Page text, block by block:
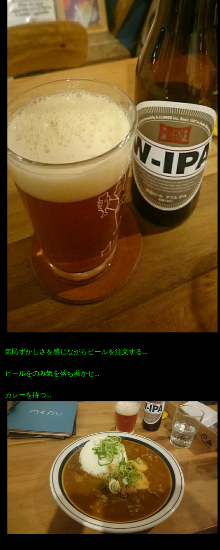
気恥ずかしさを感じながらビールを注文する…
ビールをのみ気を落ち着かせ…
カレーを待つ…